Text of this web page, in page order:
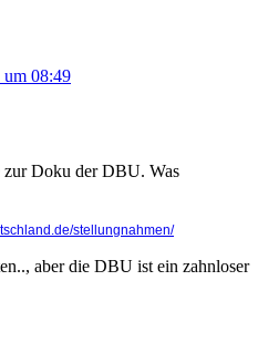
um 08:49
zur Doku der DBU. Was
stellungnahmen/
aber die DBU ist ein zahnloser